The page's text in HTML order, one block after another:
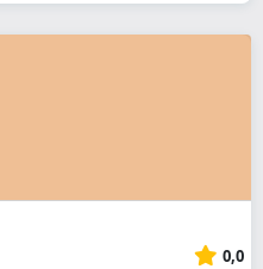
0,0